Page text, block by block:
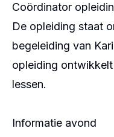
Coördinator
De opleiding staat
begeleiding van
opleiding
lessen.
Informatie avond